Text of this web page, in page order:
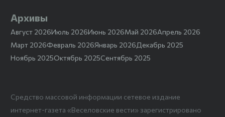
Архивы
Август 2026Июль 2026Июнь 2026Май 2026Апрель 2026
Март 2026Февраль 2026Январь 2026Декабрь 2025
Ноябрь 2025Октябрь 2025Сентябрь 2025
Средство массовой информации сетевое издание
интернет-газета «Веселовские вести» зарегистрировано